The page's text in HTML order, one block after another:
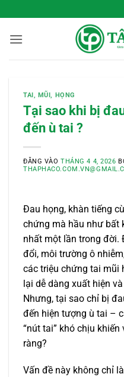
qua
nội
TAI, MŨI, HỌNG
Tại sao khi bị
đến ù tai ?
ĐĂNG VÀOTHÁNG 4 4, 2026
Đau họng, khàn tiếng
chứng mà hầu như bất
nhất một lần trong đời.
đổi, môi trường ô
các triệu chứng tai mũi
lại dễ dàng xuất hiện
Nhưng, tại sao chỉ bị
đến hiện tượng ù tai –
“nút tai” khó chịu
ràng?
Vấn đề này không chỉ